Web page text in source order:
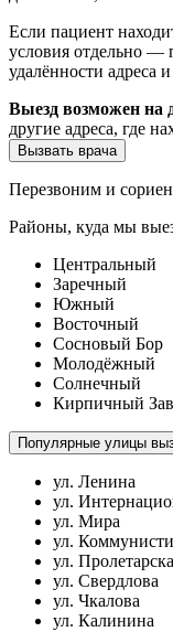
Если пациент
условия отдельно —
удалённости адреса
Выезд возможен на
другие адреса, где
Вызвать врача
Перезвоним и
Районы, куда мы
Центральный
Заречный
Южный
Восточный
Сосновый Бор
Молодёжный
Солнечный
Кирпичный
Популярные улицы
ул. Ленина
ул.
ул. Мира
ул.
ул.
ул. Свердлова
ул. Чкалова
ул. Калинина